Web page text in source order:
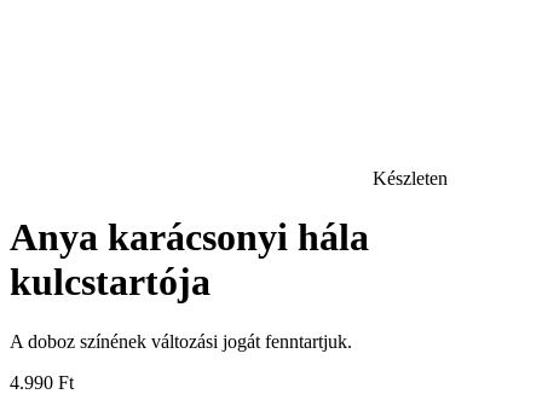
Készleten
Anya karácsonyi hála
kulcstartója
A doboz színének változási jogát fenntartjuk.
4.990 Ft